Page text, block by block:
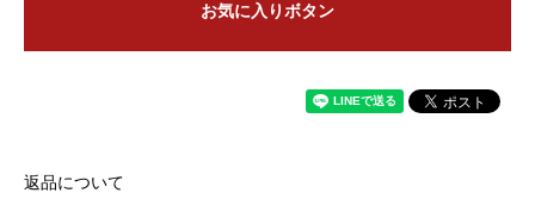
お気に入りボタン
返品について